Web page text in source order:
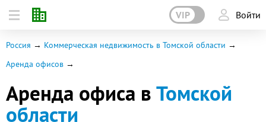
VIP Войти
Россия
Коммерческая недвижимость в Томской области
Аренда офисов
Аренда офиса вТомской
области